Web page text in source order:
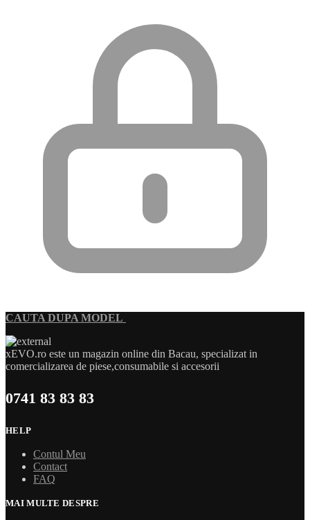
CAUTA DUPA MODEL
xEVO.ro este un magazin online din Bacau, specializat in
comercializarea de piese,consumabile si accesorii
0741 83 83 83
HELP
Contul Meu
Contact
FAQ
MAI MULTE DESPRE